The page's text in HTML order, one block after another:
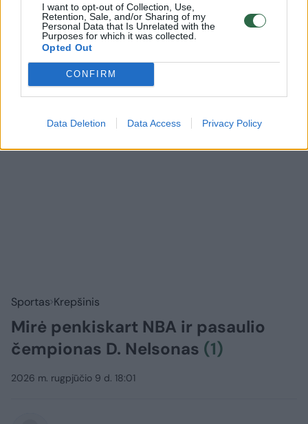
I want to opt-out of Collection, Use,
Retention, Sale, and/or Sharing of my
Personal Data that Is Unrelated with the
Purposes for which it was collected.
Opted Out
CONFIRM
Data Deletion Data Access Privacy Policy
Rodyti komentarus
Prisijungti komentatoriams
Sportas Krepšinis
Mirė penkiskart NBA ir pasaulio
čempionas D. Nelsonas (1)
2026 m. rugpjūčio 9 d. 18:01